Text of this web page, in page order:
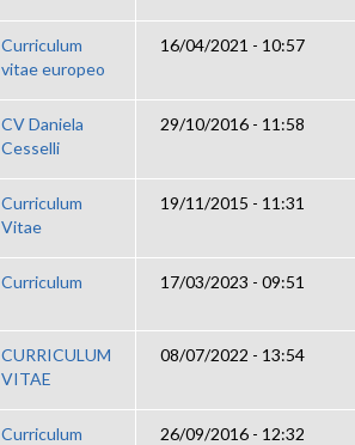
Curriculum
vitae europeo
16/04/2021 - 10:57
CV Daniela
Cesselli
29/10/2016 - 11:58
Curriculum
Vitae
19/11/2015 - 11:31
Curriculum 17/03/2023 - 09:51
CURRICULUM
VITAE
08/07/2022 - 13:54
Curriculum 26/09/2016 - 12:32